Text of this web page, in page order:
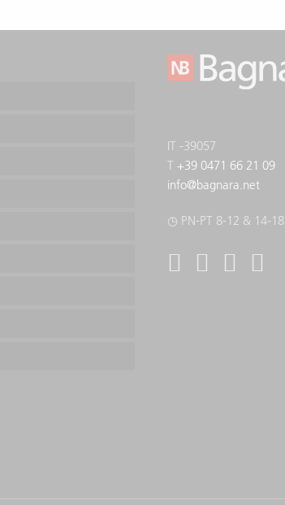
IT -39057
T +39 0471 66 21 09
info@bagnara.net
◷ PN-PT 8-12 & 14-18